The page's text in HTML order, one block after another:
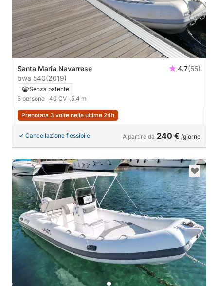
Santa Maria Navarrese 4.7(55)
bwa 540(2019)
Senza patente
5 persone · 40 CV · 5.4 m
Prenotata 3 volte nelle ultime 24h
Cancellazione flessibile A partire da 240 € /giorno